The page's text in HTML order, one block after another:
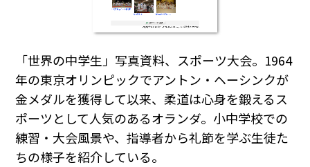
「世界の中学生」写真資料、スポーツ大会。1964
年の東京オリンピックでアントン・ヘーシンクが
金メダルを獲得して以来、柔道は心身を鍛えるス
ポーツとして人気のあるオランダ。小中学校での
練習・大会風景や、指導者から礼節を学ぶ生徒た
ちの様子を紹介している。